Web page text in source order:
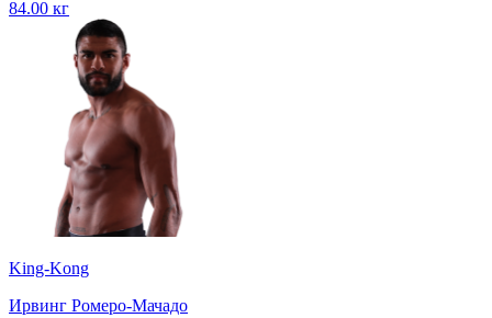
84.00 кг
King-Kong
Ирвинг Ромеро-Мачадо